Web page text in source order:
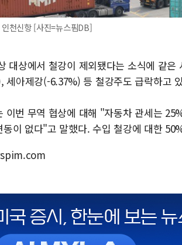
천신항 [사진=뉴스핌DB]
대상에서 철강이 제외됐다는 소식에 같
세아제강(-6.37%) 등 철강주도 급락하고
이번 무역 협상에 대해 "자동차 관세는
동이 없다"고 말했다. 수입 철강에 대한